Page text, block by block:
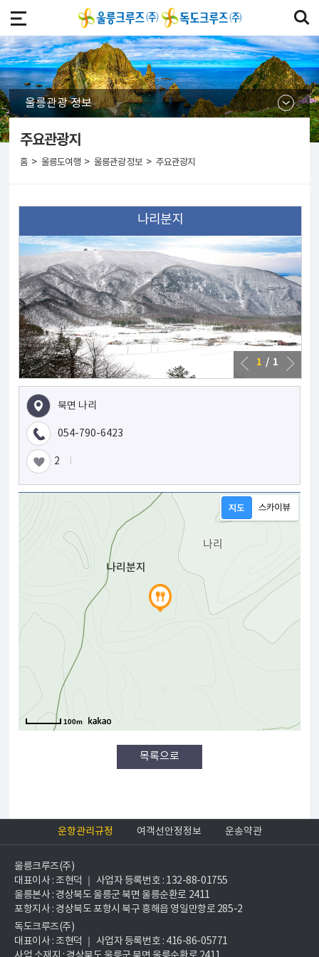
울릉관광 정보
주요관광지
홈 > 울릉도여행 > 울릉관광 정보 > 주요관광지
나리분지
1 / 1
북면 나리
054-790-6423
2 l
나리분지
100m
목록으로
운항관리규정 여객선안정정보 운송약관
울릉크루즈(주)
대표이사 : 조현덕 ｜ 사업자 등록번호 : 132-88-01755
울릉본사 : 경상북도 울릉군 북면 울릉순환로 2411
포항지사 : 경상북도 포항시 북구 흥해읍 영일만항로 285-2
독도크루즈(주)
대표이사 : 조현덕 ｜ 사업자 등록번호 : 416-86-05771